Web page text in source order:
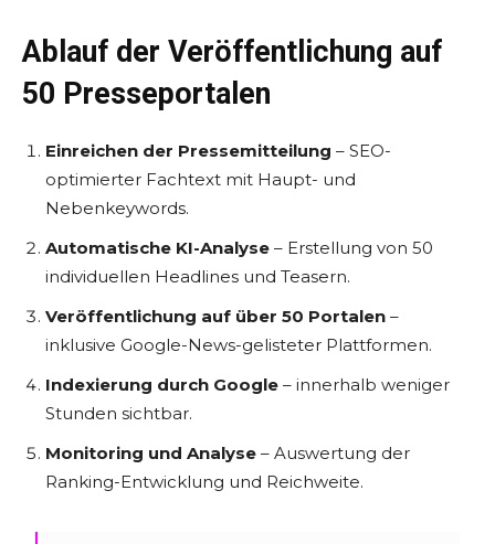
Ablauf der Veröffentlichung auf
50 Presseportalen
Einreichen der Pressemitteilung – SEO-
optimierter Fachtext mit Haupt- und
Nebenkeywords.
Automatische KI-Analyse – Erstellung von 50
individuellen Headlines und Teasern.
Veröffentlichung auf über 50 Portalen –
inklusive Google-News-gelisteter Plattformen.
Indexierung durch Google – innerhalb weniger
Stunden sichtbar.
Monitoring und Analyse – Auswertung der
Ranking-Entwicklung und Reichweite.